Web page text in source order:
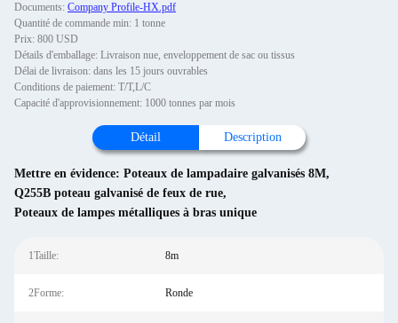
Documents: Company Profile-HX.pdf
Quantité de commande min: 1 tonne
Prix: 800 USD
Détails d'emballage: Livraison nue, enveloppement de sac ou tissus
Délai de livraison: dans les 15 jours ouvrables
Conditions de paiement: T/T,L/C
Capacité d'approvisionnement: 1000 tonnes par mois
Détail Description
Mettre en évidence: Poteaux de lampadaire galvanisés 8M,
Q255B poteau galvanisé de feux de rue,
Poteaux de lampes métalliques à bras unique
1Taille: 8m
2Forme: Ronde